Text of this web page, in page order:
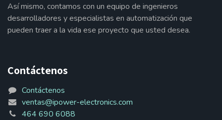
Así mismo, contamos con un equipo de ingenieros
desarrolladores y especialistas en automatización que
pueden traer a la vida ese proyecto que usted desea.
Contáctenos
Contáctenos
ventas@ipower-electronics.com
464 690 6088